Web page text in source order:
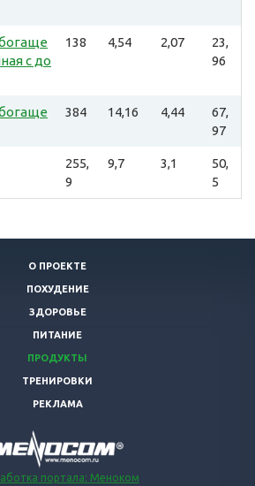
с до
138 4,54 2,07
23,
96
384 14,16 4,44
67,
97
255,
9
9,7 3,1
50,
5
О ПРОЕКТЕ
ПОХУДЕНИЕ
ЗДОРОВЬЕ
ПИТАНИЕ
ПРОДУКТЫ
ТРЕНИРОВКИ
РЕКЛАМА
портала: Меноком